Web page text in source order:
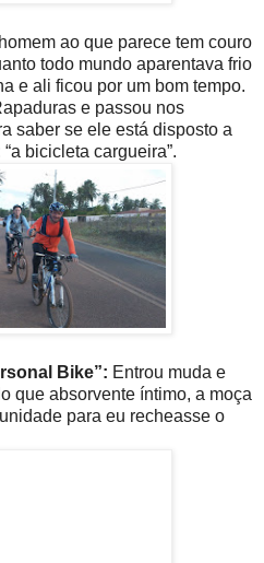
ao que parece tem couro
todo mundo aparentava frio
e ali ficou por um bom tempo.
e passou nos
saber se ele está disposto a
bicicleta cargueira”.
Bike”: Entrou muda e
que absorvente íntimo, a moça
para eu recheasse o